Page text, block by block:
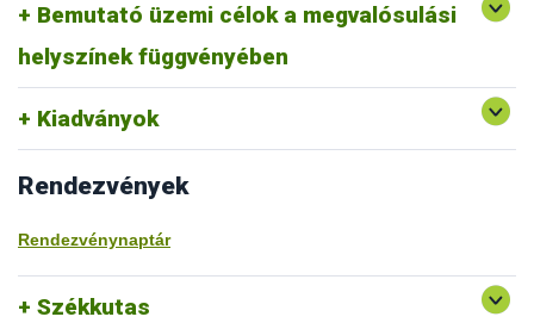
Bemutató üzemi célok a megvalósulási
helyszínek függvényében
Székkutas
szántóföldi fajok vizsgálata
Monorierdő erdészeti fajok vizsgálata, fajtakitermesztés
Kiadványok
Rendezvények
Rendezvénynaptár
Székkutas